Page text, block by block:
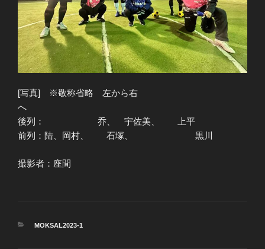
[写真] ※敬称省略 左から右
へ
後列： 乔、 宇佐美、 上平
前列：陆、岡村、 石塚、 黒川
撮影者：座間
カ
MOKSAL2023-1